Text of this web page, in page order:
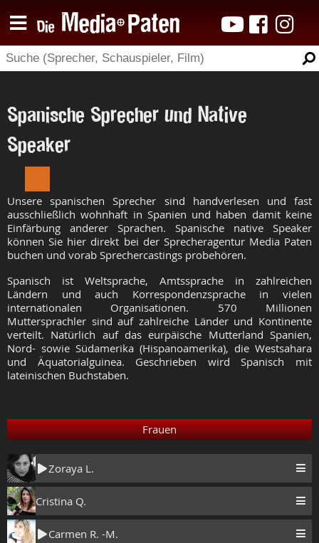
Spanische Sprecher und Native
Speaker
Unsere spanischen Sprecher sind handverlesen und fast
ausschließlich wohnhaft in Spanien und haben damit keine
Einfärbung anderer Sprachen. Spanische native Speaker
können Sie hier direkt bei der Sprecheragentur Media Paten
buchen und vorab Sprechercastings probehören.
Spanisch ist Weltsprache, Amtssprache in zahlreichen
Ländern und auch Korrespondenzsprache in vielen
internationalen Organisationen. 570 Millionen
Muttersprachler sind auf zahlreiche Länder und Kontinente
verteilt. Natürlich auf das eurpäische Mutterland Spanien,
Nord- sowie Südamerika (Hispanoamerika), die Westsahara
und Äquatorialguinea. Geschrieben wird Spanisch mit
lateinischen Buchstaben.
Frauen
Zoraya L.
Cristina Q.
Carmen R. -M.